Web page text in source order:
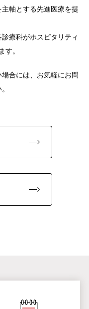
軸とする先進医療を提
療科がホスピタリティ
す。
合には、お気軽にお問